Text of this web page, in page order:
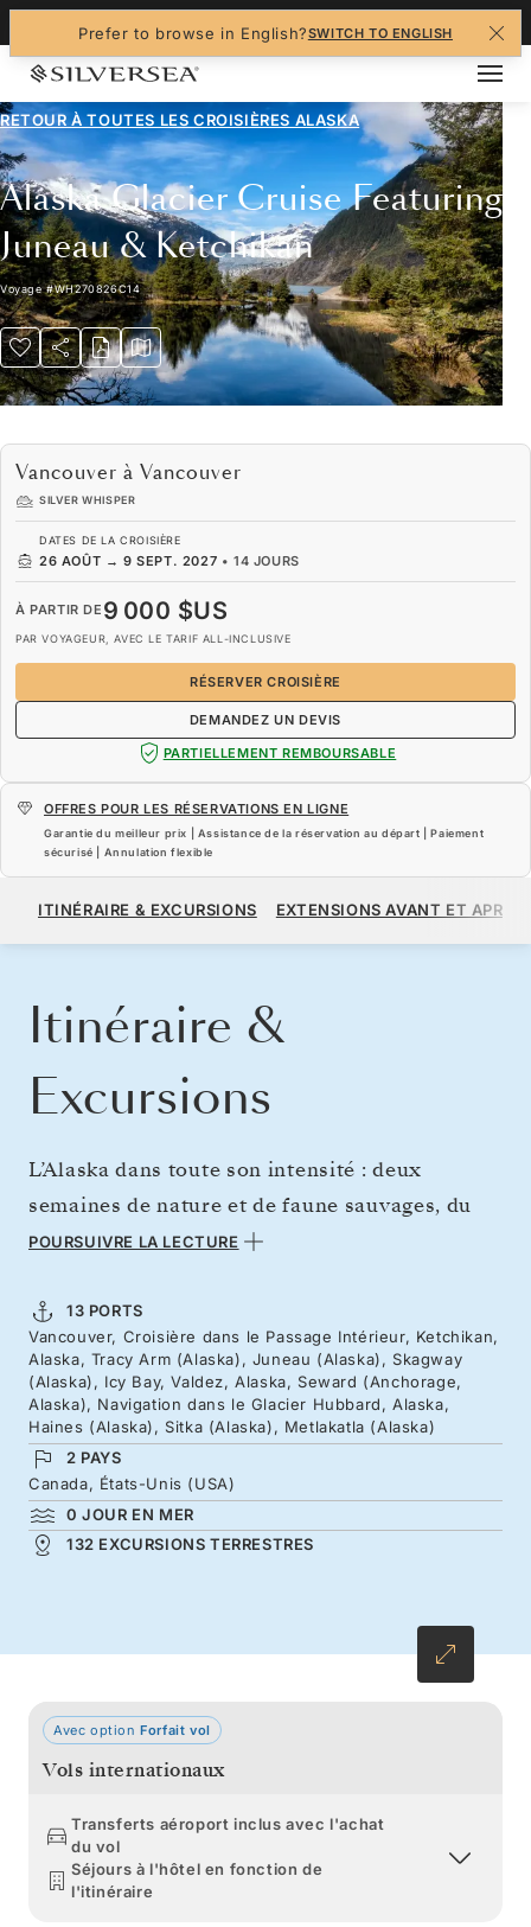
Prefer to browse in English?SWITCH TO ENGLISH
RETOUR À TOUTES LESCROISIÈRES ALASKA
Alaska Glacier Cruise Featuring
Juneau & Ketchikan
Voyage#WH270826C14
Vancouver à Vancouver
SILVER WHISPER
DATES DE LA CROISIÈRE
26 AOÛT → 9 SEPT. 2027 •14 JOURS
À PARTIR DE 9 000 $US
PAR VOYAGEUR, AVEC LE TARIF ALL-INCLUSIVE
RÉSERVER CROISIÈRE
DEMANDEZ UN DEVIS
PARTIELLEMENT REMBOURSABLE
OFFRES POUR LES RÉSERVATIONS EN LIGNE
Garantie du meilleur prix | Assistance de la réservation au départ | Paiement
sécurisé | Annulation flexible
À PARTIR DE 9 000 $US
ITINÉRAIRE & EXCURSIONS EXTENSIONS AVANT ET APRÈS
Itinéraire &
Excursions
L’Alaska dans toute son intensité : deux
semaines de nature et de faune sauvages, du
Passage Intérieur au nord jusqu’au spectacle
rarement visitée, Icy Bay abrite d’immenses
glaciers de marée, dont Guyot, Yahtse et
Tyndall. Regagnez votre point de départ à
travers des communautés autochtones et
partez à la rencontre des habitants de ces
terres sauvages. Sous la longue lumière du
jour, ruisseaux et rivières se remplissent de
saumons, attirant les ours au bord de l’eau,
POURSUIVRE LA LECTURE
13 PORTS
Vancouver, Croisière dans le Passage Intérieur, Ketchikan,
Alaska, Tracy Arm (Alaska), Juneau (Alaska), Skagway
(Alaska), Icy Bay, Valdez, Alaska, Seward (Anchorage,
Alaska), Navigation dans le Glacier Hubbard, Alaska,
Haines (Alaska), Sitka (Alaska), Metlakatla (Alaska)
2 PAYS
Canada, États-Unis (USA)
0 JOUR EN MER
132 EXCURSIONS TERRESTRES
Avec option Forfait vol
Vols internationaux
Transferts aéroport inclus avec l'achat
du vol
Séjours à l'hôtel en fonction de
l'itinéraire